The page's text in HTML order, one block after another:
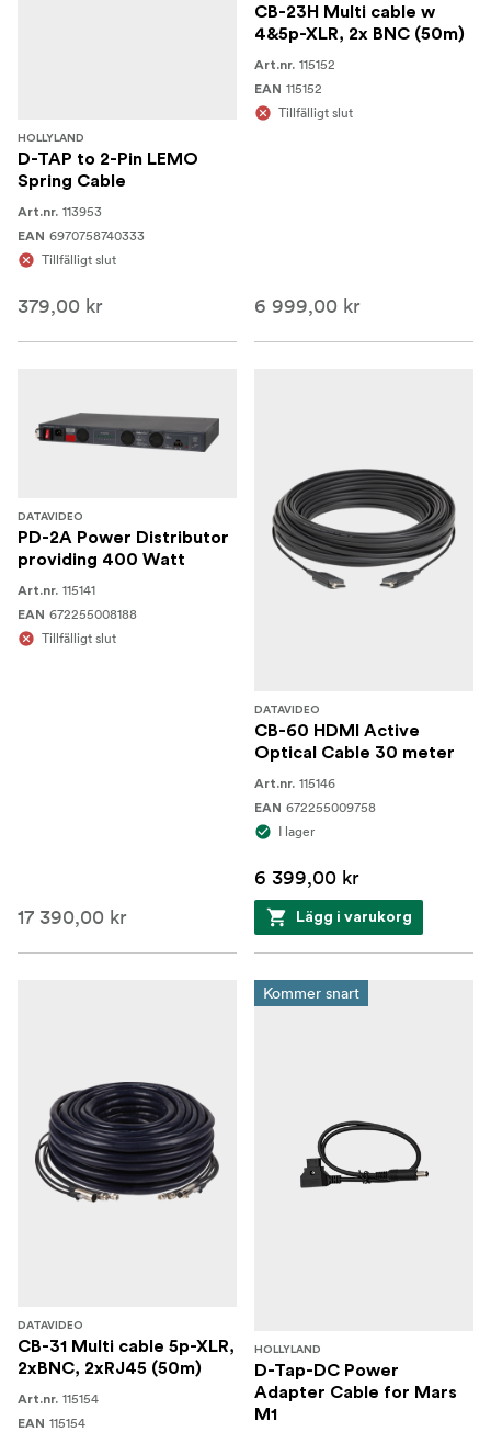
HOLLYLAND
D-TAP to 2-Pin LEMO
Spring Cable
Art.nr. 113953
EAN 6970758740333
Tillfälligt slut
379,00 kr
CB-23H Multi cable w
4&5p-XLR, 2x BNC (50m)
Art.nr. 115152
EAN 115152
Tillfälligt slut
6 999,00 kr
DATAVIDEO
PD-2A Power Distributor
providing 400 Watt
Art.nr. 115141
EAN 672255008188
Tillfälligt slut
17 390,00 kr
DATAVIDEO
CB-60 HDMI Active
Optical Cable 30 meter
Art.nr. 115146
EAN 672255009758
I lager
6 399,00 kr
Lägg i varukorg
DATAVIDEO
CB-31 Multi cable 5p-XLR,
2xBNC, 2xRJ45 (50m)
Art.nr. 115154
EAN 115154
Kommer snart
HOLLYLAND
D-Tap-DC Power
Adapter Cable for Mars
M1